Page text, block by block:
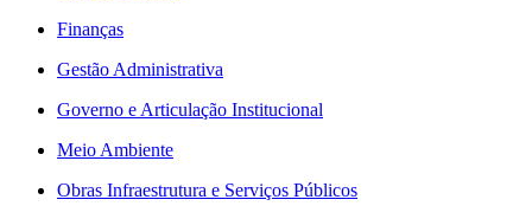
Finanças
Gestão Administrativa
Governo e Articulação Institucional
Meio Ambiente
Obras Infraestrutura e Serviços Públicos